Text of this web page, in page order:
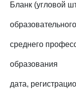
Бланк (угловой
среднего
образования
дата,